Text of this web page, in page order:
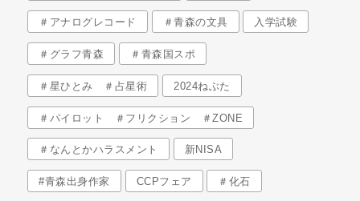
＃アナログレコード ＃青森の文具 入学試験
＃グラフ青森 ＃青森国スポ
＃星ひとみ ＃占星術 2024ねぶた
＃パイロット ＃フリクション ＃ZONE
＃なんとかハラスメント 新NISA
#青森出身作家 CCPフェア ＃化石